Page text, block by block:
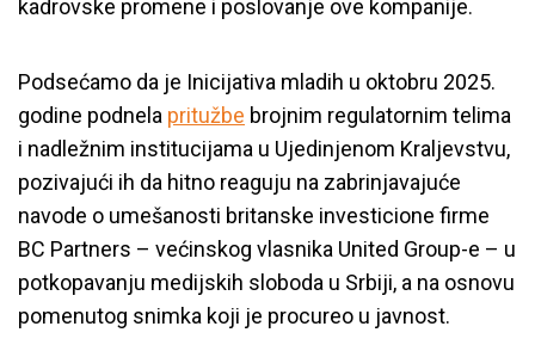
kadrovske promene i poslovanje ove kompanije.
Podsećamo da je Inicijativa mladih u oktobru 2025.
godine podnela pritužbe brojnim regulatornim telima
i nadležnim institucijama u Ujedinjenom Kraljevstvu,
pozivajući ih da hitno reaguju na zabrinjavajuće
navode o umešanosti britanske investicione firme
BC Partners – većinskog vlasnika United Group-e – u
potkopavanju medijskih sloboda u Srbiji, a na osnovu
pomenutog snimka koji je procureo u javnost.